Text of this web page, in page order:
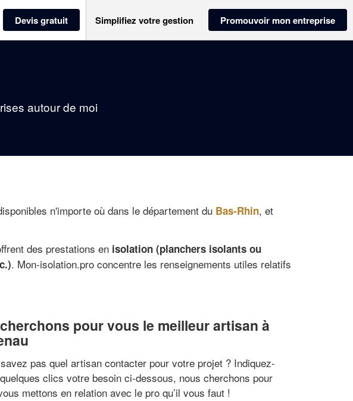
Devis gratuit Simplifiez votre gestion Promouvoir mon entreprise
autour de moi
n'importe où dans le département du Bas-Rhin, et
des prestations en isolation (planchers isolants ou
. Mon-isolation.pro concentre les renseignements utiles relatifs
pour vous le meilleur artisan à
pas quel artisan contacter pour votre projet ? Indiquez-
clics votre besoin ci-dessous, nous cherchons pour
mettons en relation avec le pro qu’il vous faut !